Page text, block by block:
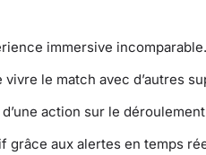
immersive incomparable.
le match avec d’autres
action sur le
grâce aux alertes en temps